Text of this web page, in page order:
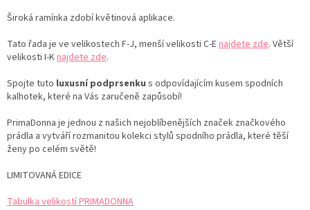
Široká ramínka zdobí květinová aplikace.
Tato řada je ve velikostech F-J, menší velikosti C-Enajdete zde. Větší
velikosti I-Knajdete zde.
Spojte tuto luxusní podprsenku s odpovídajícím kusem spodních
kalhotek, které na Vás zaručeně zapůsobí!
PrimaDonna je jednou z našich nejoblíbenějších značek značkového
prádla a vytváří rozmanitou kolekci stylů spodního prádla, které těší
ženy po celém světě!
LIMITOVANÁ EDICE
Tabulka velikostí PRIMADONNA